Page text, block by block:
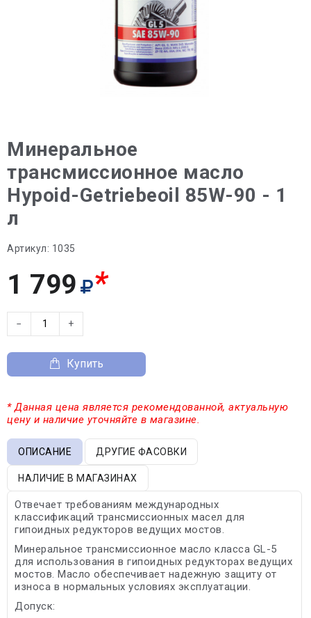
Минеральное
трансмиссионное масло
Hypoid-Getriebeoil 85W-90 - 1
л
Артикул: 1035
1 799 *
− +
Купить
* Данная цена является рекомендованной, актуальную
цену и наличие уточняйте в магазине.
ОПИСАНИЕ ДРУГИЕ ФАСОВКИ
НАЛИЧИЕ В МАГАЗИНАХ
Отвечает требованиям международных
классификаций трансмиссионных масел для
гипоидных редукторов ведущих мостов.
Минеральное трансмиссионное масло класса GL-5
для использования в гипоидных редукторах ведущих
мостов. Масло обеспечивает надежную защиту от
износа в нормальных условиях эксплуатации.
Допуск: